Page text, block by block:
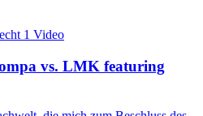
1 Video
vs. LMK featuring